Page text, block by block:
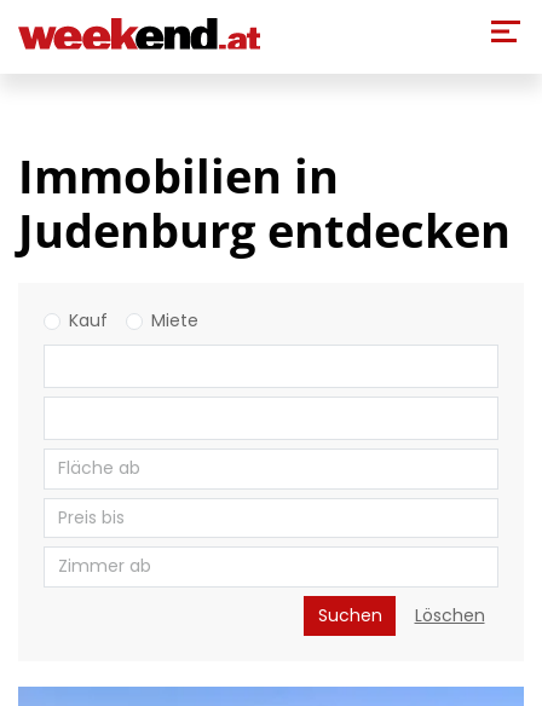
Immobilien in
Judenburg entdecken
Kauf Miete
Suchen Löschen